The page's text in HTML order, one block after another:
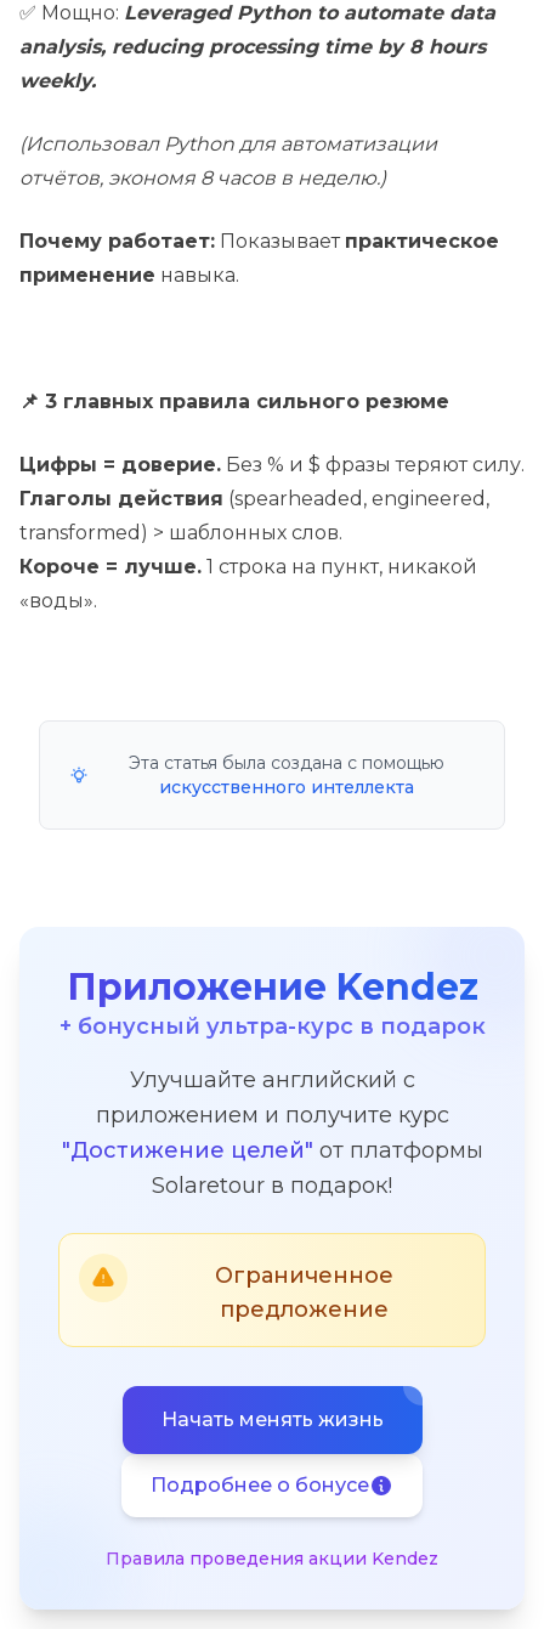
✅ Мощно: Leveraged Python to automate data
analysis, reducing processing time by 8 hours
weekly.
(Использовал Python для автоматизации
отчётов, экономя 8 часов в неделю.)
Почему работает: Показывает практическое
применение навыка.
📌 3 главных правила сильного резюме
Цифры = доверие. Без % и $ фразы теряют силу.
Глаголы действия (spearheaded, engineered,
transformed) > шаблонных слов.
Короче = лучше. 1 строка на пункт, никакой
«воды».
Эта статья была создана с помощью
искусственного интеллекта
Приложение Kendez
+ бонусный ультра-курс в подарок
Улучшайте английский с
приложением и получите курс
"Достижение целей" от платформы
Solaretour в подарок!
Ограниченное
предложение
Начать менять жизнь
Подробнее о бонусе
Правила проведения акции Kendez